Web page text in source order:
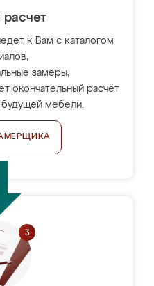
к Вам с каталогом
замеры,
окончательный расчёт
мебели.